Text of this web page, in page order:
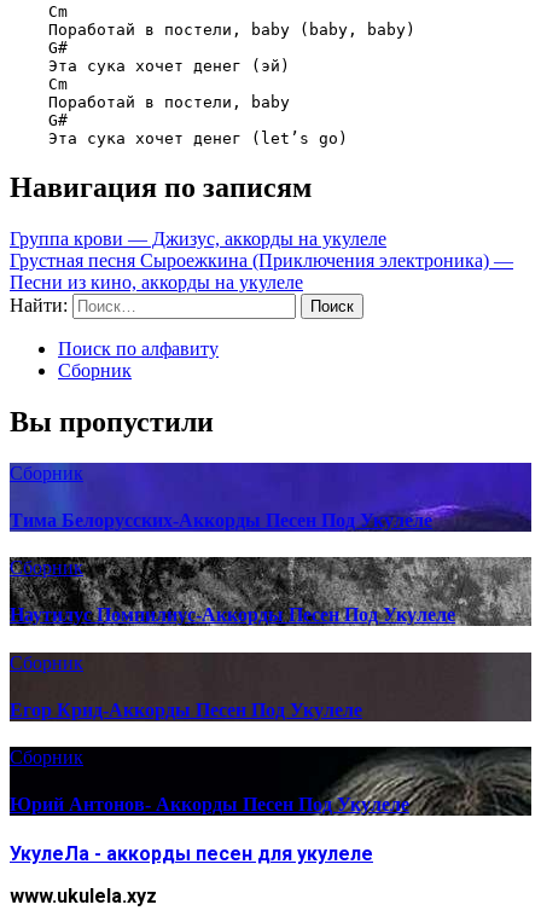
Cm
    Поработай в постели, baby (baby, baby)
G#
    Эта сука хочет денег (эй)
Cm
    Поработай в постели, baby
G#
Навигация по записям
Группа крови — Джизус, аккорды на укулеле
Грустная песня Сыроежкина (Приключения электроника) —
Песни из кино, аккорды на укулеле
Найти:
Поиск по алфавиту
Сборник
Вы пропустили
Сборник
Тима Белорусских-Аккорды Песен Под Укулеле
Сборник
Наутилус Помпилиус-Аккорды Песен Под Укулеле
Сборник
Егор Крид-Аккорды Песен Под Укулеле
Сборник
Юрий Антонов- Аккорды Песен Под Укулеле
УкулеЛа - аккорды песен для укулеле
www.ukulela.xyz